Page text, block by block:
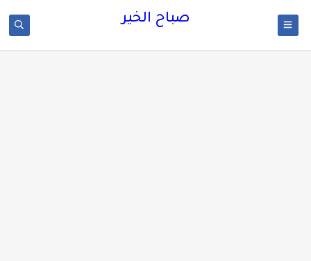
صباح الخير